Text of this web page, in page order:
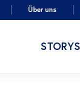
Über uns
STORYS